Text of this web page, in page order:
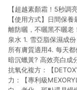
【超越素顏霜！5秒調
【使用方式】日間保
離防曬，不曬黑不曬
泉水 1. 雪亞脂保濕成
所有膚質適用4. 每天
暗沉蠟黃? 高效亮白成
抗氧化複方：【
力：【專利級